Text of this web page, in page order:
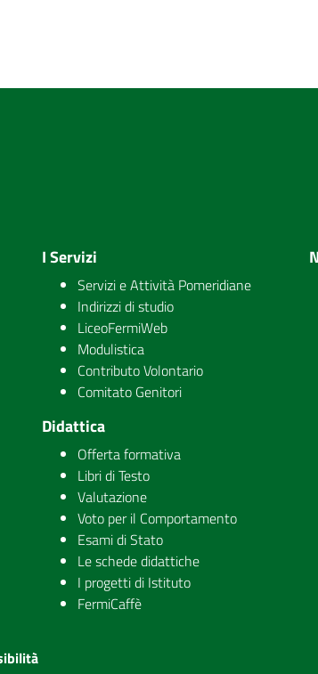
I Servizi
Servizi e Attività Pomeridiane
Indirizzi di studio
LiceoFermiWeb
Modulistica
Contributo Volontario
Comitato Genitori
Didattica
Offerta formativa
Libri di Testo
Valutazione
Voto per il Comportamento
Esami di Stato
Le schede didattiche
I progetti di Istituto
FermiCaffè